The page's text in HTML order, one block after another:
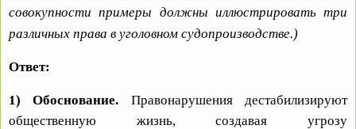
совокупности примеры должны иллюстрировать три
различных права в уголовном судопроизводстве.)
Ответ:
1) Обоснование. Правонарушения дестабилизируют
общественную жизнь, создавая угрозу